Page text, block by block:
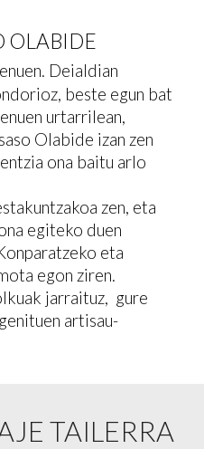
OLABIDE
Deialdian
beste egun bat
urtarrilean,
Olabide izan zen
ona baitu arlo
zen, eta
egiteko duen
eta
egon ziren.
jarraituz, gure
artisau-
TAILERRA